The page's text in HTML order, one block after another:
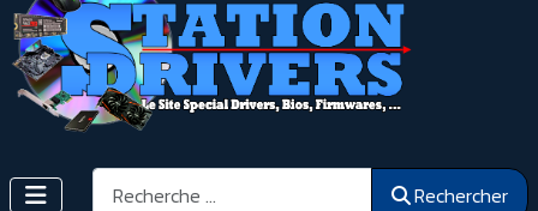
Rechercher Rechercher